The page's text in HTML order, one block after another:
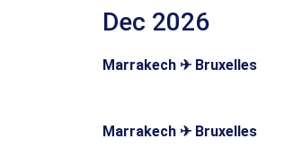
Dec 2026
Marrakech ✈ Bruxelles
Marrakech ✈ Bruxelles